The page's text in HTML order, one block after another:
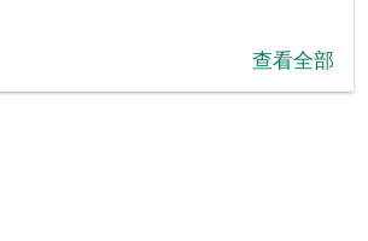
查看全部